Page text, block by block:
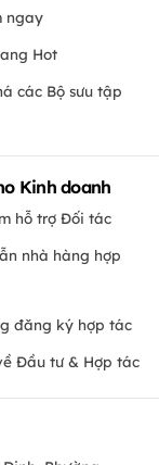
ngay
Hot
các Bộ sưu tập
Kinh doanh
hỗ trợ Đối tác
nhà hàng hợp
đăng ký hợp tác
Đầu tư & Hợp tác